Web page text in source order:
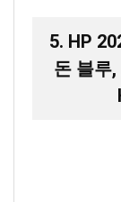
5. HP
돈 블루,